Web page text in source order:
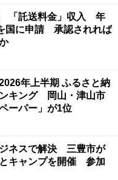
「託送料金」収入 年
国に申請 承認されれば
年上半期 ふるさと納
キング 岡山・津山市
ーパー」が1位
ネスで解決 三豊市が
キャンプを開催 参加